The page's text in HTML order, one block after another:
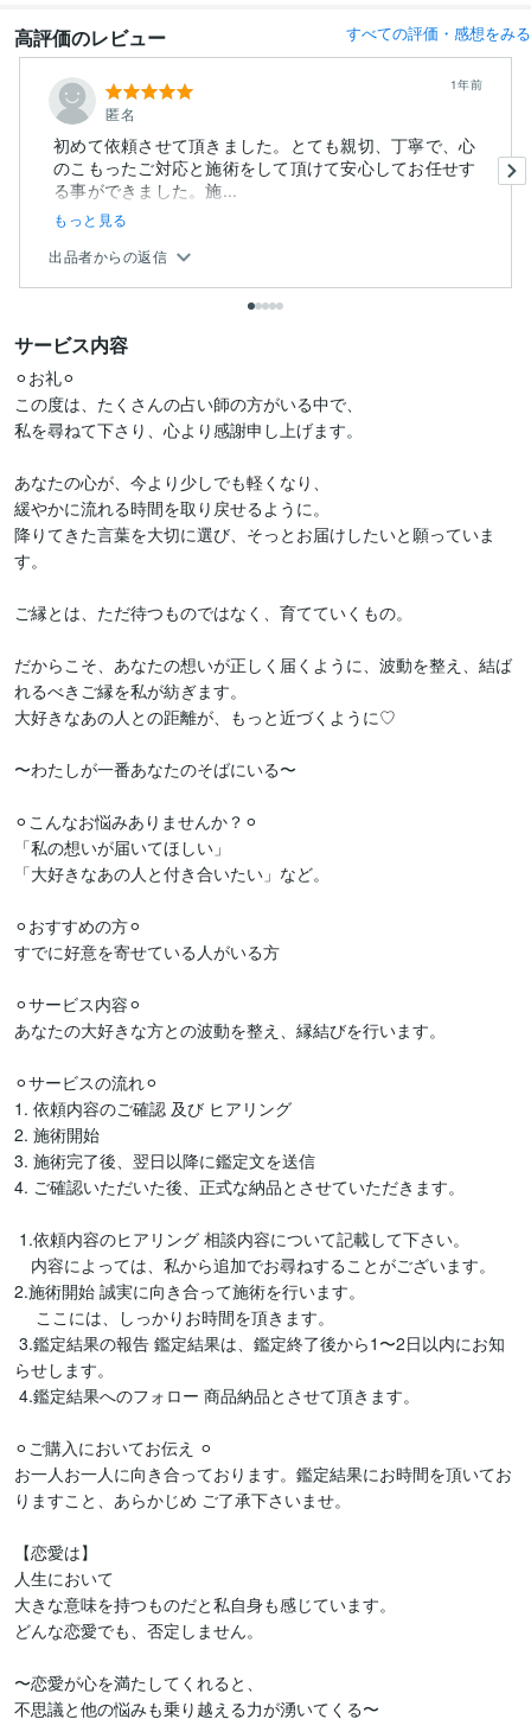
高評価のレビュー すべての評価・感想をみる
匿名
1年前
初めて依頼させて頂きました。とても親切、丁寧で、心
のこもったご対応と施術をして頂けて安心してお任せす
る事ができました。施...
もっと見る
出品者からの返信
サービス内容
⚪︎お礼⚪︎
この度は、たくさんの占い師の方がいる中で、
私を尋ねて下さり、心より感謝申し上げます。
あなたの心が、今より少しでも軽くなり、
緩やかに流れる時間を取り戻せるように。
降りてきた言葉を大切に選び、そっとお届けしたいと願っていま
す。
ご縁とは、ただ待つものではなく、育てていくもの。
だからこそ、あなたの想いが正しく届くように、波動を整え、結ば
れるべきご縁を私が紡ぎます。
大好きなあの人との距離が、もっと近づくように♡
〜わたしが一番あなたのそばにいる〜
⚪︎こんなお悩みありませんか？⚪︎
「私の想いが届いてほしい」
「大好きなあの人と付き合いたい」など。
⚪︎おすすめの方⚪︎
すでに好意を寄せている人がいる方
⚪︎サービス内容⚪︎
あなたの大好きな方との波動を整え、縁結びを行います。
⚪︎サービスの流れ⚪︎
1. 依頼内容のご確認 及び ヒアリング
2. 施術開始
3. 施術完了後、翌日以降に鑑定文を送信
4. ご確認いただいた後、正式な納品とさせていただきます。
内容によっては、私から追加でお尋ねすることがございます。
2.施術開始 誠実に向き合って施術を行います。
ここには、しっかりお時間を頂きます。
らせします。
⚪︎ご購入においてお伝え ⚪︎
お一人お一人に向き合っております。鑑定結果にお時間を頂いてお
りますこと、あらかじめ ご了承下さいませ。
【恋愛は】
人生において
大きな意味を持つものだと私自身も感じています。
どんな恋愛でも、否定しません。
〜恋愛が心を満たしてくれると、
不思議と他の悩みも乗り越える力が湧いてくる〜